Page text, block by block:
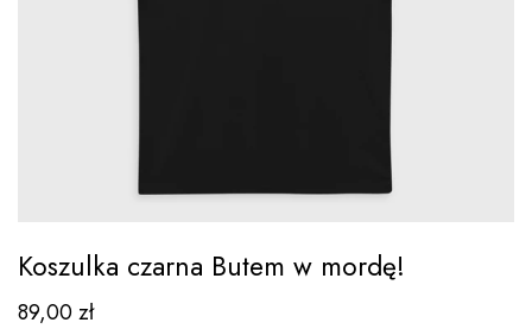
Koszulka czarna Butem w mordę!
89,00zł